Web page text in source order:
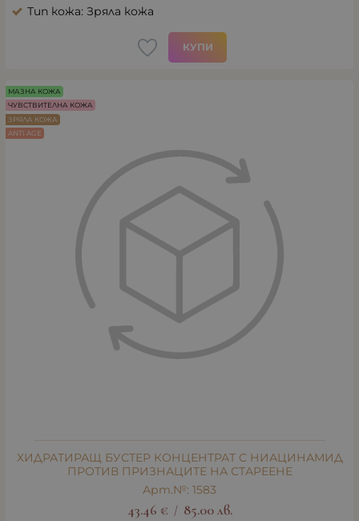
Тип кожа: Зряла кожа
КУПИ
ХИДРАТИРАЩ БУСТЕР КОНЦЕНТРАТ С НИАЦИНАМИД
ПРОТИВ ПРИЗНАЦИТЕ НА СТАРЕЕНЕ
Арт.№: 1583
43.46 € / 85.00 лв.
МАЗНА КОЖА
ЧУВСТВИТЕЛНА КОЖА
ЗРЯЛА КОЖА
ANTI AGE